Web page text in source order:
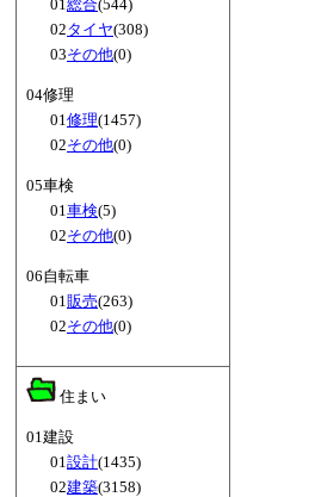
01総合(544)
02タイヤ(308)
03その他(0)
04修理
01修理(1457)
02その他(0)
05車検
01車検(5)
02その他(0)
06自転車
01販売(263)
02その他(0)
住まい
01建設
01設計(1435)
02建築(3158)